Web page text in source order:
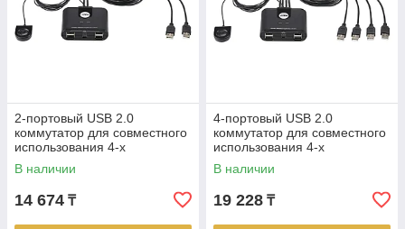
2-портовый USB 2.0
коммутатор для совместного
использования 4-х
периферийных устройств
US224 ATEN
В наличии
14 674 ₸
4-портовый USB 2.0
коммутатор для совместного
использования 4-х
периферийных устройств
US424 ATEN
В наличии
19 228 ₸